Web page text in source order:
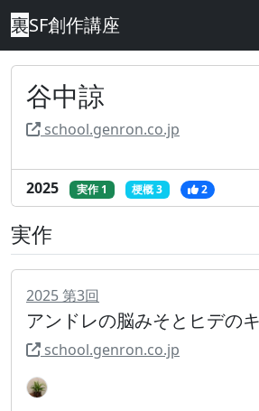
裏SF創作講座
谷中諒
school.genron.co.jp
2025 実作 1 梗概 3 2
実作
2025第3回
アンドレの脳みそとヒデの
school.genron.co.jp